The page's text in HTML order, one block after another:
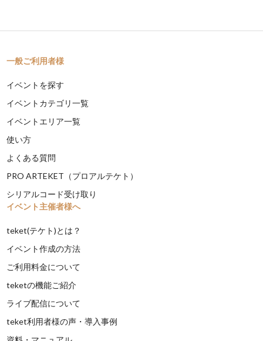
一般ご利用者様
イベントを探す
イベントカテゴリ一覧
イベントエリア一覧
使い方
よくある質問
PRO ARTEKET（プロアルテケト）
シリアルコード受け取り
イベント主催者様へ
teket(テケト)とは？
イベント作成の方法
ご利用料金について
teketの機能ご紹介
ライブ配信について
teket利用者様の声・導入事例